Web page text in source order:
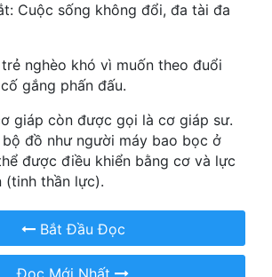
Cuộc sống không đổi, đa tài đa
nghèo khó vì muốn theo đuổi
gắng phấn đấu.
giáp còn được gọi là cơ giáp sư.
đồ như người máy bao bọc ở
được điều khiển bằng cơ và lực
(tinh thần lực).
Bắt Đầu Đọc